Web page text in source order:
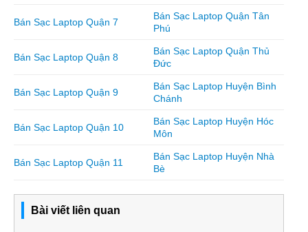
Bán Sạc Laptop Quận 7
Bán Sạc Laptop Quận Tân
Phú
Bán Sạc Laptop Quận 8
Bán Sạc Laptop Quận Thủ
Đức
Bán Sạc Laptop Quận 9
Bán Sạc Laptop Huyện Bình
Chánh
Bán Sạc Laptop Quận 10
Bán Sạc Laptop Huyện Hóc
Môn
Bán Sạc Laptop Quận 11
Bán Sạc Laptop Huyện Nhà
Bè
Bài viết liên quan